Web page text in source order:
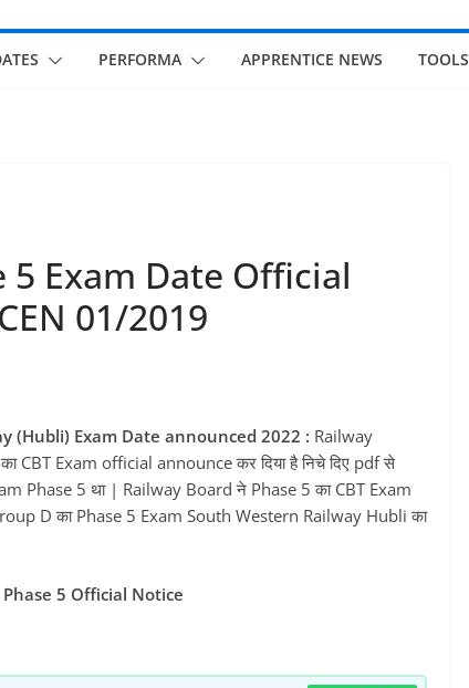
PERFORMA APPRENTICE NEWS TOOLS
5 Exam Date Official
01/2019
(Hubli) Exam Date announced 2022 : Railway
Exam official announce कर दिया है निचे दिए pdf से
Phase 5 था | Railway Board ने Phase 5 का CBT Exam
D का Phase 5 Exam South Western Railway Hubli का
5 Official Notice